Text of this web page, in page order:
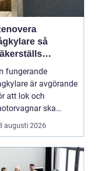
så
lok och
fungerande
är avgörande
att lok och
ska
leverera pålitlig
augusti 2026